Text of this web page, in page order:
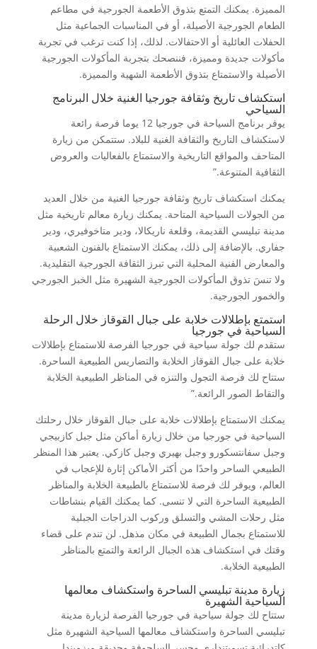
المميزة. يمكنك التمتع بتذوق الأطعمة الجورجية في مطاعم
الطعام الجورجية الأصيلة، أو في المناسبات الجماعية مثل
الحفلات العائلية أو الاحتفالات. لذلك، إذا كنت ترغب في تجربة
مأكولات جديدة ومميزة، فننصحك بتجربة المأكولات الجورجية
الأصيلة والاستمتاع بتذوق الأطعمة الشهية والمميزة.
استكشاف تاريخ وثقافة جورجيا الغنية خلال البرنامج
السياحي
يوفر برنامج السياحة في جورجيا 12 يوما فرصة رائعة
لاستكشاف التاريخ والثقافة الغنية للبلاد. ستتمكن من زيارة
المتاحف والمواقع التاريخية والاستمتاع بالفعاليات والعروض
الثقافية المتنوعة.”
يمكنك استكشاف تاريخ وثقافة جورجيا الغنية من خلال العديد
من الجولات السياحية المتاحة. يمكنك زيارة معالم تاريخية مثل
مدينة تبليسي القديمة، وقلعة ناريكالا، ودير متاخوفيري، ودير
جفاري. بالإضافة إلى ذلك، يمكنك الاستمتاع بالفنون الشعبية
والمعارض الفنية المحلية التي تبرز الثقافة الجورجية التقليدية.
ولا تنسَ تذوق المأكولات الجورجية الشهيرة مثل الخبز الجورجي
والخمور الجورجية.
استمتع بإطلالات خلابة على جبال القوقاز خلال الرحلة
السياحية في جورجيا
ستقدم لك جولة سياحية في جورجيا الفرصة للاستمتاع بإطلالات
خلابة على جبال القوقاز الخلابة والتضاريس الطبيعية الساحرة.
ستتاح لك فرصة التجول والتنزه في المناظر الطبيعية الخلابة
والتقاط الصور الرائعة.”
يمكنك الاستمتاع بإطلالات خلابة على جبال القوقاز خلال رحلتك
السياحية في جورجيا من خلال زيارة أماكن مثل جبل كازبيجي
وجبل سفانتسكورو وجبل بهيري وجبل كازكي. يعتبر هذا المنظر
الطبيعي الساحر واحدًا من أكثر الأماكن إثارة للإعجاب في
العالم، ويوفر لك فرصة للاستمتاع بالطبيعة الخلابة والمناظر
الطبيعية الساحرة التي لا تنسى. كما يمكنك القيام بنشاطات
مثل رحلات المشي والتسلق وركوب الدراجات الجبلية
للاستمتاع بجمال الطبيعة في مكان مذهل. لن تندم على قضاء
وقتك في استكشاف هذه الجبال الرائعة والتمتع بالمناظر
الطبيعية الخلابة.
زيارة مدينة تبليسي الساحرة واستكشاف معالمها
السياحية الشهيرة
ستتاح لك جولة سياحية في جورجيا الفرصة لزيارة مدينة
تبليسي الساحرة واستكشاف معالمها السياحية الشهيرة مثل